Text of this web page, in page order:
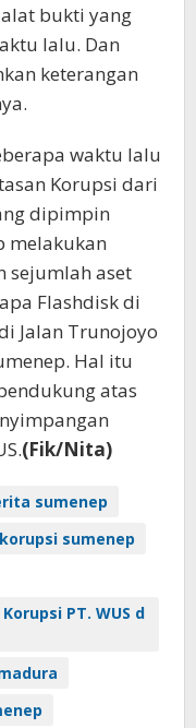
bukti yang
lalu. Dan
keterangan
waktu lalu
Korupsi dari
dipimpin
melakukan
sejumlah aset
Flashdisk di
Jalan Trunojoyo
Hal itu
atas
(Fik/Nita)
sumenep
sumenep
PT. WUS d